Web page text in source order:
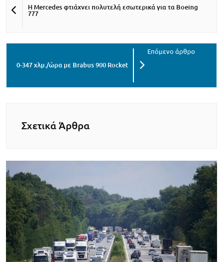
Η Mercedes φτιάχνει πολυτελή εσωτερικά για τα Boeing
777
0-347 χλμ./ώρα με Brabus 900 Rocket
Σχετικά Άρθρα